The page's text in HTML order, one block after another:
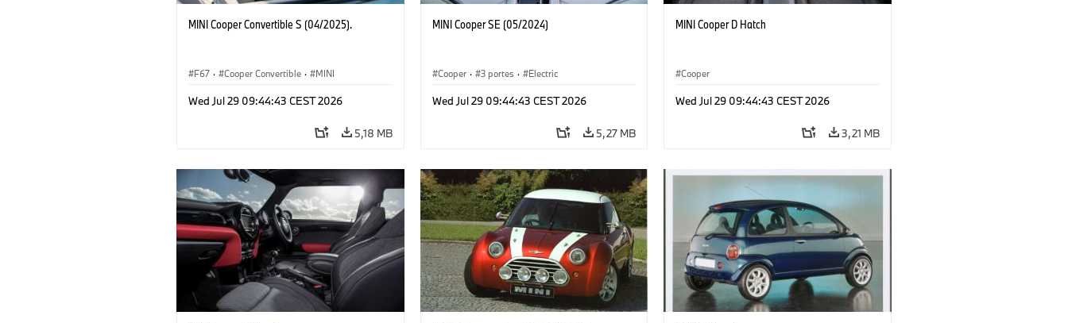
MINI Cooper Convertible S (04/2025).
F67 · Cooper Convertible · MINI
Wed Jul 29 09:44:43 CEST 2026
5,18 MB
MINI Cooper SE (05/2024)
Cooper · 3 portes · Electric
Wed Jul 29 09:44:43 CEST 2026
5,27 MB
MINI Cooper D Hatch
Cooper
Wed Jul 29 09:44:43 CEST 2026
3,21 MB